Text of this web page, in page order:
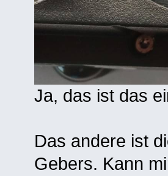
Ja, das ist das
Das andere ist
Gebers. Kann